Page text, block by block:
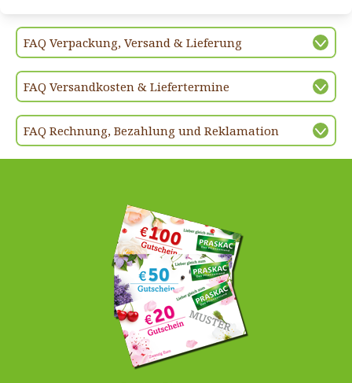
FAQ Verpackung, Versand & Lieferung
FAQ Versandkosten & Liefertermine
FAQ Rechnung, Bezahlung und Reklamation